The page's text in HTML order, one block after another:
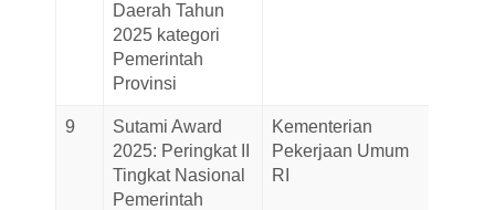
Daerah Tahun
2025 kategori
Pemerintah
Provinsi
9
Sutami Award
2025: Peringkat II
Tingkat Nasional
Pemerintah
Kementerian
Pekerjaan Umum
RI